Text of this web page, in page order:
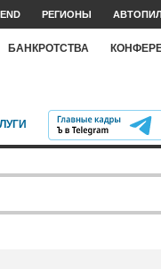
РЕГИОНЫ
БАНКРОТСТВА